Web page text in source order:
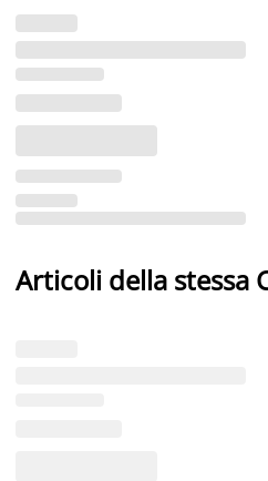
Articoli della stessa